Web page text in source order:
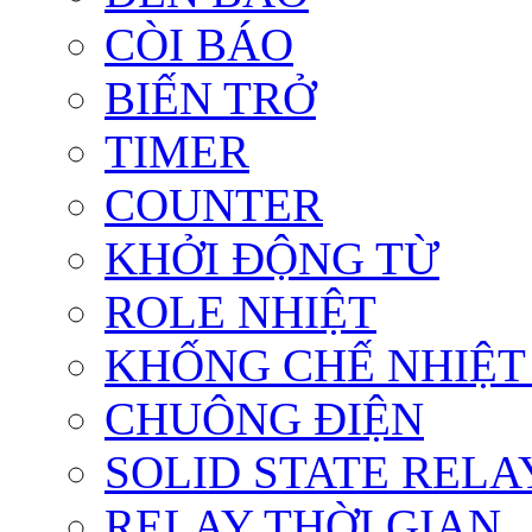
CÒI BÁO
BIẾN TRỞ
TIMER
COUNTER
KHỞI ĐỘNG TỪ
ROLE NHIỆT
KHỐNG CHẾ
CHUÔNG ĐIỆN
SOLID STATE